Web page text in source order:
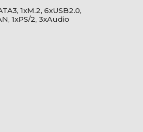
1xM.2, 6xUSB2.0,
1xPS/2, 3xAudio